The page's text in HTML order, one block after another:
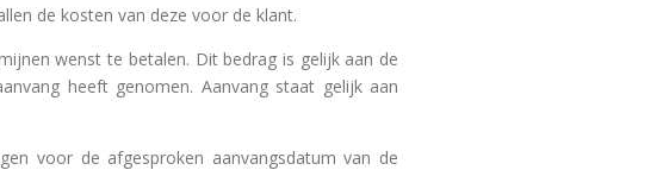
de kosten van deze voor de klant.
wenst te betalen. Dit bedrag is gelijk aan de
heeft genomen. Aanvang staat gelijk aan
voor de afgesproken aanvangsdatum van de